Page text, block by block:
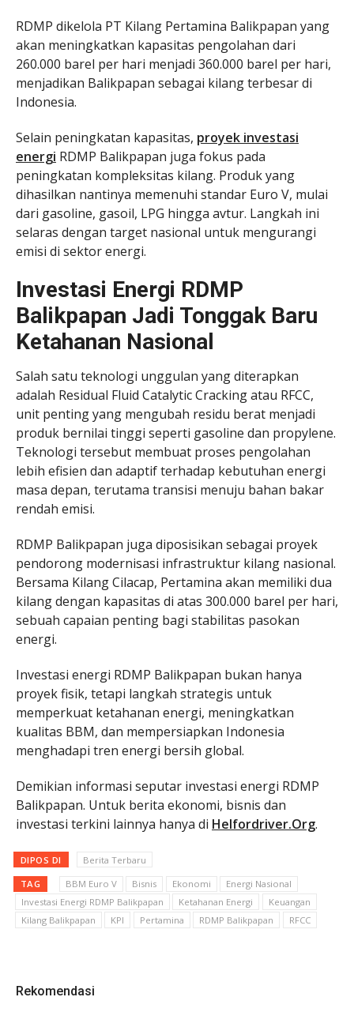
RDMP dikelola PT Kilang Pertamina Balikpapan yang
akan meningkatkan kapasitas pengolahan dari
260.000 barel per hari menjadi 360.000 barel per hari,
menjadikan Balikpapan sebagai kilang terbesar di
Indonesia.
Selain peningkatan kapasitas, proyek investasi
energi RDMP Balikpapan juga fokus pada
peningkatan kompleksitas kilang. Produk yang
dihasilkan nantinya memenuhi standar Euro V, mulai
dari gasoline, gasoil, LPG hingga avtur. Langkah ini
selaras dengan target nasional untuk mengurangi
emisi di sektor energi.
Investasi Energi RDMP
Balikpapan Jadi Tonggak Baru
Ketahanan Nasional
Salah satu teknologi unggulan yang diterapkan
adalah Residual Fluid Catalytic Cracking atau RFCC,
unit penting yang mengubah residu berat menjadi
produk bernilai tinggi seperti gasoline dan propylene.
Teknologi tersebut membuat proses pengolahan
lebih efisien dan adaptif terhadap kebutuhan energi
masa depan, terutama transisi menuju bahan bakar
rendah emisi.
RDMP Balikpapan juga diposisikan sebagai proyek
pendorong modernisasi infrastruktur kilang nasional.
Bersama Kilang Cilacap, Pertamina akan memiliki dua
kilang dengan kapasitas di atas 300.000 barel per hari,
sebuah capaian penting bagi stabilitas pasokan
energi.
Investasi energi RDMP Balikpapan bukan hanya
proyek fisik, tetapi langkah strategis untuk
memperkuat ketahanan energi, meningkatkan
kualitas BBM, dan mempersiapkan Indonesia
menghadapi tren energi bersih global.
Demikian informasi seputar investasi energi RDMP
Balikpapan. Untuk berita ekonomi, bisnis dan
investasi terkini lainnya hanya di Helfordriver.Org.
DIPOS DI Berita Terbaru
TAG BBM Euro V Bisnis Ekonomi
Energi Nasional
Investasi Energi RDMP Balikpapan
Ketahanan Energi
Keuangan
Kilang Balikpapan
KPI Pertamina RDMP Balikpapan RFCC
Rekomendasi